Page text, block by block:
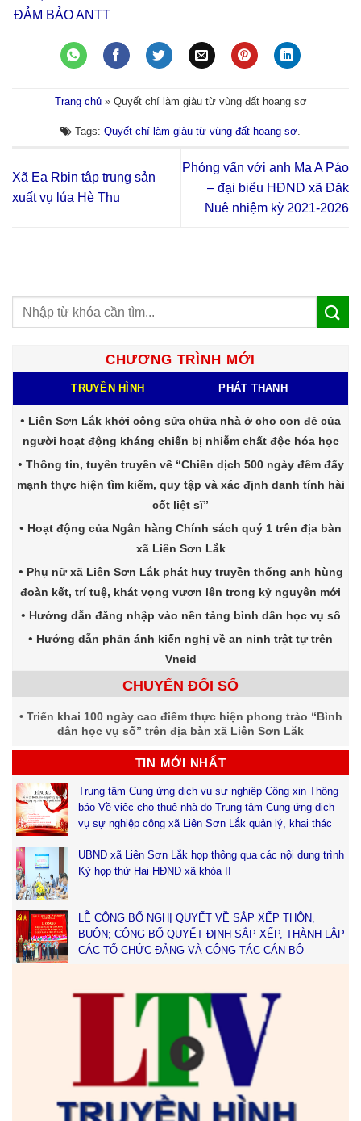
ĐẢM BẢO ANTT
Trang chủ» Quyết chí làm giàu từ vùng đất hoang sơ
Tags: Quyết chí làm giàu từ vùng đất hoang sơ.
Xã Ea Rbin tập trung sản
xuất vụ lúa Hè Thu
Phỏng vấn với anh Ma A Páo
– đại biểu HĐND xã Đăk
Nuê nhiệm kỳ 2021-2026
CHƯƠNG TRÌNH MỚI
TRUYỀN HÌNH PHÁT THANH
Liên Sơn Lắk khởi công sửa chữa nhà ở cho con đẻ của
người hoạt động kháng chiến bị nhiễm chất độc hóa học
Thông tin, tuyên truyền về “Chiến dịch 500 ngày đêm đẩy
mạnh thực hiện tìm kiếm, quy tập và xác định danh tính hài
cốt liệt sĩ”
Hoạt động của Ngân hàng Chính sách quý 1 trên địa bàn
xã Liên Sơn Lắk
Phụ nữ xã Liên Sơn Lắk phát huy truyền thống anh hùng
đoàn kết, trí tuệ, khát vọng vươn lên trong kỷ nguyên mới
Hướng dẫn đăng nhập vào nền tảng bình dân học vụ số
Hướng dẫn phản ánh kiến nghị về an ninh trật tự trên
Vneid
CHUYỂN ĐỔI SỐ
Triển khai 100 ngày cao điểm thực hiện phong trào “Bình
dân học vụ số” trên địa bàn xã Liên Sơn Lăk
TIN MỚI NHẤT
Trung tâm Cung ứng dịch vụ sự nghiệp Công xin Thông
báo Về việc cho thuê nhà do Trung tâm Cung ứng dịch
vụ sự nghiệp công xã Liên Sơn Lắk quản lý, khai thác
UBND xã Liên Sơn Lắk họp thông qua các nội dung trình
Kỳ họp thứ Hai HĐND xã khóa II
LỄ CÔNG BỐ NGHỊ QUYẾT VỀ SẮP XẾP THÔN,
BUÔN; CÔNG BỐ QUYẾT ĐỊNH SẮP XẾP, THÀNH LẬP
CÁC TỔ CHỨC ĐẢNG VÀ CÔNG TÁC CÁN BỘ